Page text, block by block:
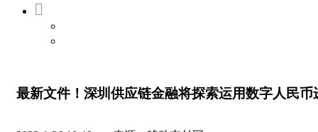

最新文件！深圳供应链金融将探索运用数字人民币